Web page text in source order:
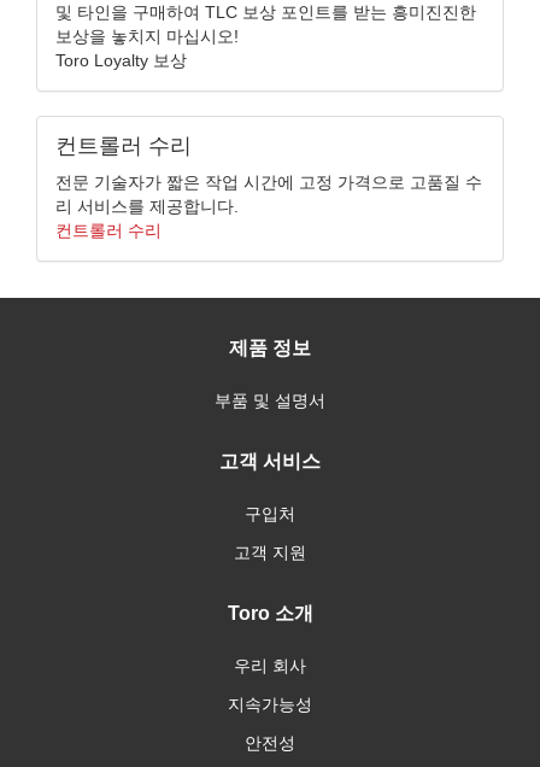
및 타인을 구매하여 TLC 보상 포인트를 받는 흥미진진한
보상을 놓치지 마십시오!
Toro Loyalty 보상
컨트롤러 수리
전문 기술자가 짧은 작업 시간에 고정 가격으로 고품질 수
리 서비스를 제공합니다.
컨트롤러 수리
제품 정보
부품 및 설명서
고객 서비스
구입처
고객 지원
Toro 소개
우리 회사
지속가능성
안전성